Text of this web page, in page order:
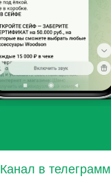
Канал в телеграмм